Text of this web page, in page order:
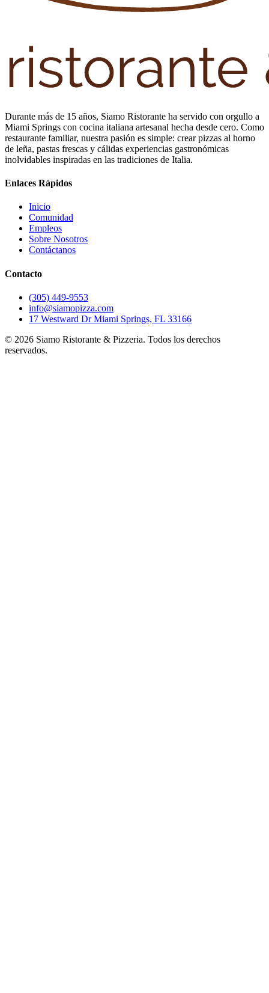
Durante más de 15 años, Siamo Ristorante ha servido con orgullo a
Miami Springs con cocina italiana artesanal hecha desde cero. Como
restaurante familiar, nuestra pasión es simple: crear pizzas al horno
de leña, pastas frescas y cálidas experiencias gastronómicas
inolvidables inspiradas en las tradiciones de Italia.
Enlaces Rápidos
Inicio
Comunidad
Empleos
Sobre Nosotros
Contáctanos
Contacto
(305) 449-9553
info@siamopizza.com
17 Westward Dr Miami Springs, FL 33166
© 2026 Siamo Ristorante & Pizzeria. Todos los derechos
reservados.